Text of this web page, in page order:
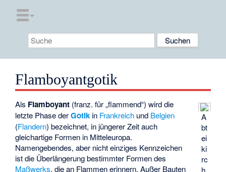
Flamboyantgotik
A
bt
ei
ki
rc
h
Als Flamboyant (franz. für „flammend“) wird die
letzte Phase derGotik in Frankreich und Belgien
(Flandern) bezeichnet, in jüngerer Zeit auch
gleichartige Formen in Mitteleuropa.
Namengebendes, aber nicht einziges Kennzeichen
ist die Überlängerung bestimmter Formen des
Maßwerks, die an Flammen erinnern. Außer Bauten